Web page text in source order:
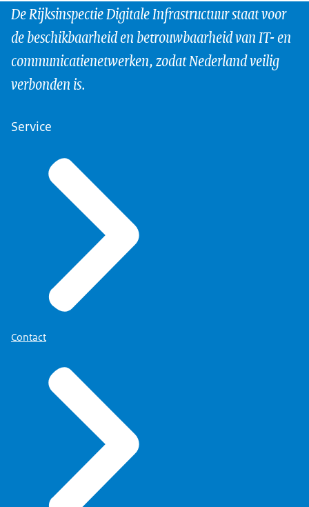
De Rijksinspectie Digitale Infrastructuur staat voor
de beschikbaarheid en betrouwbaarheid van IT- en
communicatienetwerken, zodat Nederland veilig
verbonden is.
Service
Contact